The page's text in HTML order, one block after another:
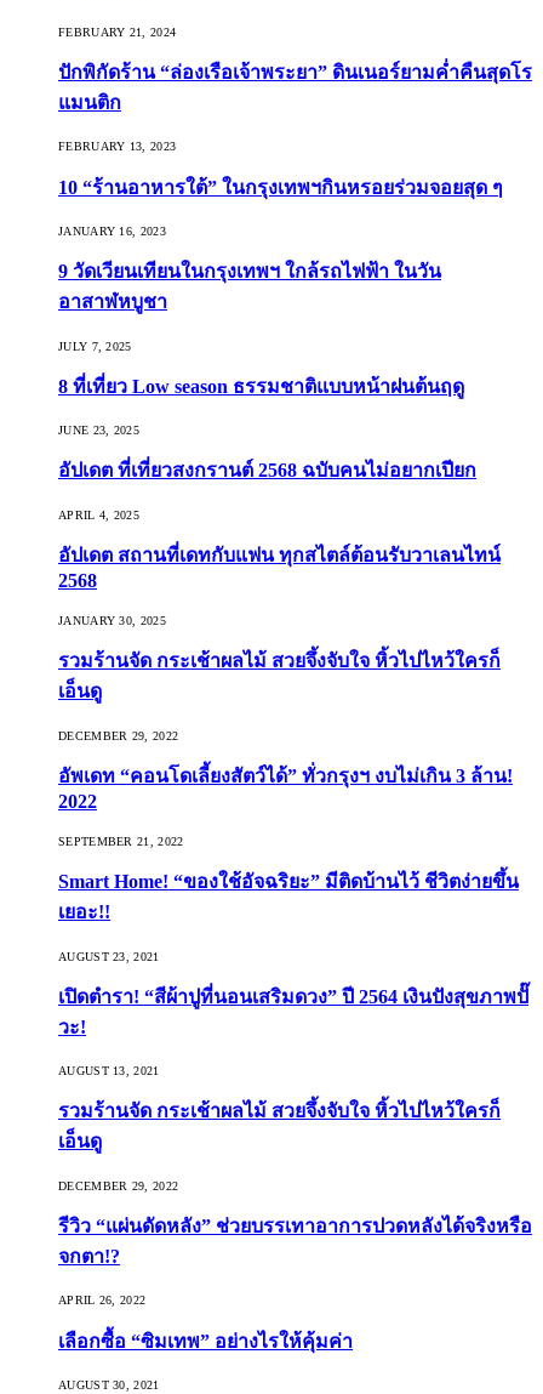
FEBRUARY 21, 2024
ปักพิกัดร้าน “ล่องเรือเจ้าพระยา” ดินเนอร์ยามค่ำคืนสุดโร
แมนติก
FEBRUARY 13, 2023
10 “ร้านอาหารใต้” ในกรุงเทพฯกินหรอยร่วมจอยสุด ๆ
JANUARY 16, 2023
9 วัดเวียนเทียนในกรุงเทพฯ ใกล้รถไฟฟ้า ในวัน
อาสาฬหบูชา
JULY 7, 2025
8 ที่เที่ยว Low season ธรรมชาติแบบหน้าฝนต้นฤดู️
JUNE 23, 2025
อัปเดต ที่เที่ยวสงกรานต์ 2568 ฉบับคนไม่อยากเปียก
APRIL 4, 2025
อัปเดต สถานที่เดทกับแฟน ทุกสไตล์ต้อนรับวาเลนไทน์
2568
JANUARY 30, 2025
รวมร้านจัด กระเช้าผลไม้ สวยจึ้งจับใจ หิ้วไปไหว้ใครก็
เอ็นดู
DECEMBER 29, 2022
อัพเดท “คอนโดเลี้ยงสัตว์ได้” ทั่วกรุงฯ งบไม่เกิน 3 ล้าน!
2022
SEPTEMBER 21, 2022
Smart Home! “ของใช้อัจฉริยะ” มีติดบ้านไว้ ชีวิตง่ายขึ้น
เยอะ!!
AUGUST 23, 2021
เปิดตำรา! “สีผ้าปูที่นอนเสริมดวง” ปี 2564 เงินปังสุขภาพปั๊
วะ!
AUGUST 13, 2021
รวมร้านจัด กระเช้าผลไม้ สวยจึ้งจับใจ หิ้วไปไหว้ใครก็
เอ็นดู
DECEMBER 29, 2022
รีวิว “แผ่นดัดหลัง” ช่วยบรรเทาอาการปวดหลังได้จริงหรือ
จกตา!?
APRIL 26, 2022
เลือกซื้อ “ซิมเทพ” อย่างไรให้คุ้มค่า
AUGUST 30, 2021